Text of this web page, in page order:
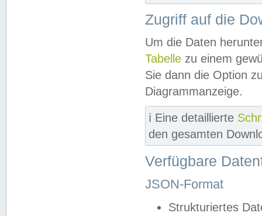
Zugriff auf die
Um die Daten
Tabelle zu einem
Sie dann die Option
Diagrammanzeige.
ℹ️ Eine detaillierte
den gesamten
Verfügbare
JSON-Format
Strukturiertes